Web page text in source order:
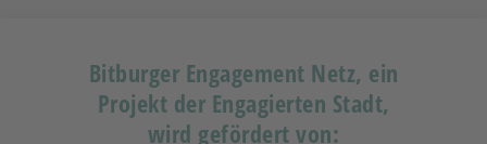
Bitburger Engagement Netz, ein
Projekt der Engagierten Stadt,
wird gefördert von: